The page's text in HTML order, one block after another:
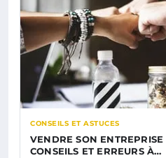
CONSEILS ET ASTUCES
VENDRE SON
CONSEILS ET ERREURS À…